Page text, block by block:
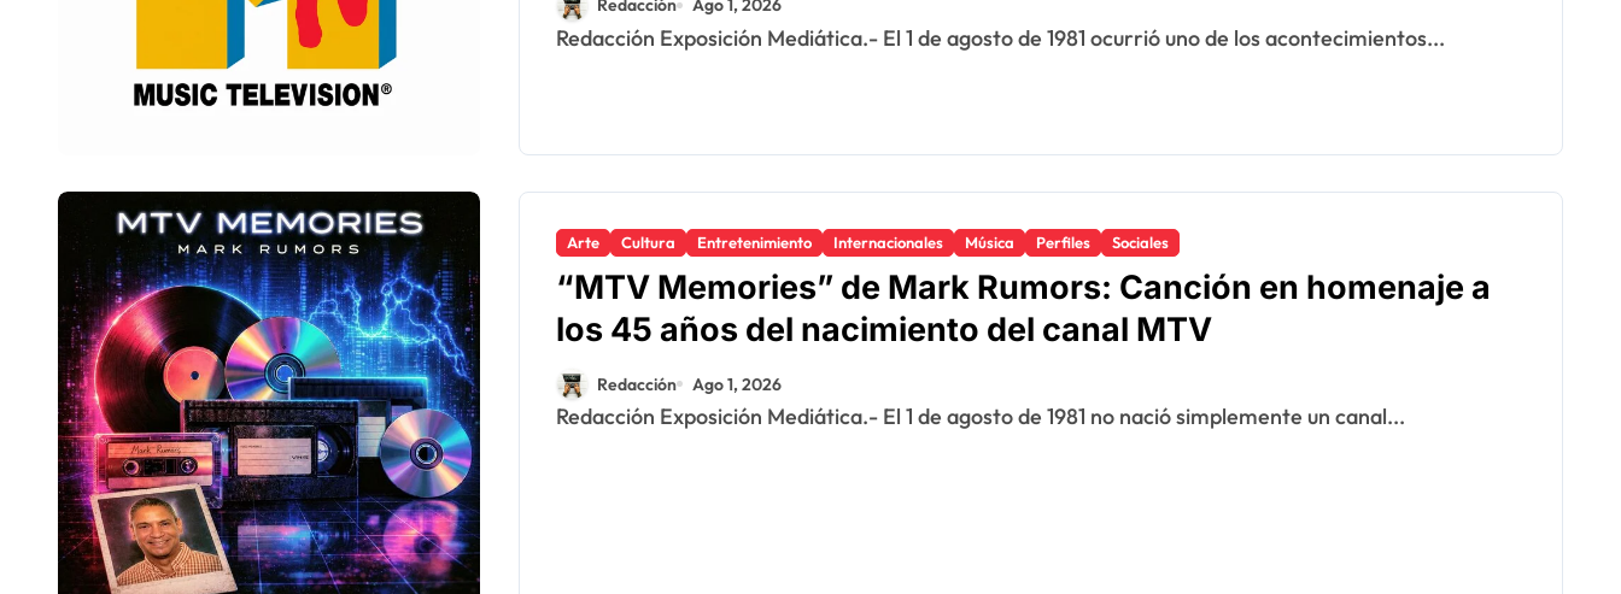
Redacción Ago 1, 2026
Redacción Exposición Mediática.- El 1 de agosto de 1981 ocurrió uno de los acontecimientos...
Arte Cultura Entretenimiento Internacionales Música Perfiles Sociales
“MTV Memories” de Mark Rumors: Canción en homenaje a
los 45 años del nacimiento del canal MTV
Redacción Ago 1, 2026
Redacción Exposición Mediática.- El 1 de agosto de 1981 no nació simplemente un canal...